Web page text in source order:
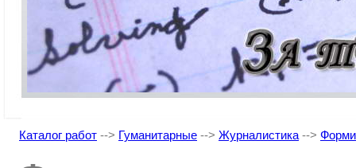
Каталог работ --> Гуманитарные --> Журналистика -->